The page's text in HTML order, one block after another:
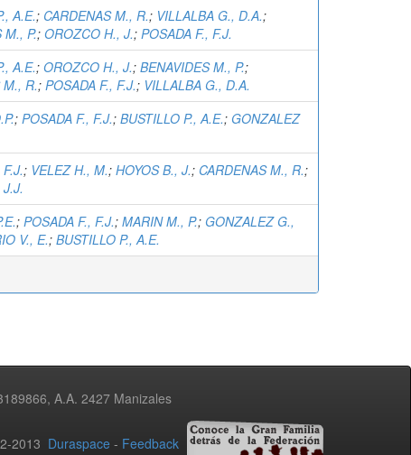
A.E.; CARDENAS M., R.; VILLALBA G., D.A.;
M., P.; OROZCO H., J.; POSADA F., F.J.
A.E.; OROZCO H., J.; BENAVIDES M., P.;
M., R.; POSADA F., F.J.; VILLALBA G., D.A.
; POSADA F., F.J.; BUSTILLO P., A.E.; GONZALEZ
; VELEZ H., M.; HOYOS B., J.; CARDENAS M., R.;
; POSADA F., F.J.; MARIN M., P.; GONZALEZ G.,
V., E.; BUSTILLO P., A.E.
A.A. 2427 Manizales
2013 Duraspace - Feedback